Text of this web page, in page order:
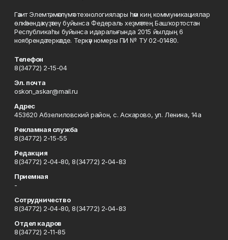
Гәзит Элемтә, мәғлүмәт технологиялары һәм киң коммуникациялар
өлкәһендә күҙәтеү буйынса Федераль хеҙмәттең Башҡортостан
Республикаһы буйынса идаралығында 2015 йылдың 6
ноябрендә теркәлде. Теркәү номеры ПИ № ТУ 02-01480.
Телефон
8(34772) 2-15-04
Эл. почта
oskon_askar@mail.ru
Адрес
453620 Абзелиловский район, с. Аскарово, ул. Ленина, 14а
Рекламная служба
8(34772) 2-15-55
Редакция
8(34772) 2-04-80, 8(34772) 2-04-83
Приемная
-
Сотрудничество
8(34772) 2-04-80, 8(34772) 2-04-83
Отдел кадров
8(34772) 2-11-85